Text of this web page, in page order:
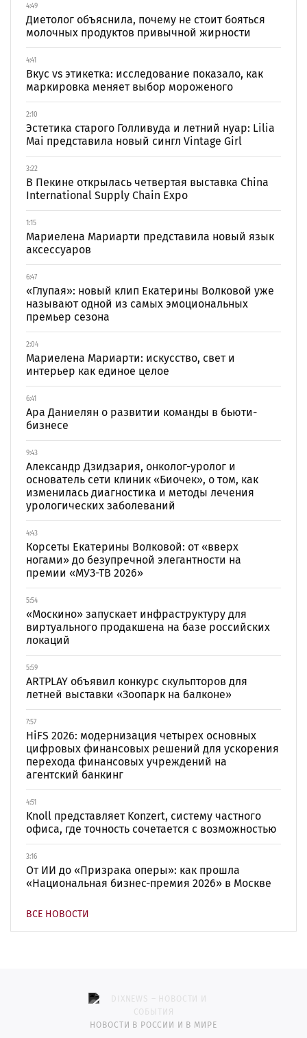
4:49
Диетолог объяснила, почему не стоит бояться
молочных продуктов привычной жирности
4:41
Вкус vs этикетка: исследование показало, как
маркировка меняет выбор мороженого
2:10
Эстетика старого Голливуда и летний нуар: Lilia
Mai представила новый сингл Vintage Girl
3:22
В Пекине открылась четвертая выставка China
International Supply Chain Expo
1:15
Мариелена Мариарти представила новый язык
аксессуаров
6:47
«Глупая»: новый клип Екатерины Волковой уже
называют одной из самых эмоциональных
премьер сезона
2:04
Мариелена Мариарти: искусство, свет и
интерьер как единое целое
6:41
Ара Даниелян о развитии команды в бьюти-
бизнесе
9:43
Александр Дзидзария, онколог-уролог и
основатель сети клиник «Биочек», о том, как
изменилась диагностика и методы лечения
урологических заболеваний
4:43
Корсеты Екатерины Волковой: от «вверх
ногами» до безупречной элегантности на
премии «МУЗ-ТВ 2026»
5:54
«Москино» запускает инфраструктуру для
виртуального продакшена на базе российских
локаций
5:59
ARTPLAY объявил конкурс скульпторов для
летней выставки «Зоопарк на балконе»
7:57
HiFS 2026: модернизация четырех основных
цифровых финансовых решений для ускорения
перехода финансовых учреждений на
агентский банкинг
4:51
Knoll представляет Konzert, систему частного
офиса, где точность сочетается с возможностью
3:16
От ИИ до «Призрака оперы»: как прошла
«Национальная бизнес-премия 2026» в Москве
ВСЕ НОВОСТИ
НОВОСТИ В РОССИИ И В МИРЕ